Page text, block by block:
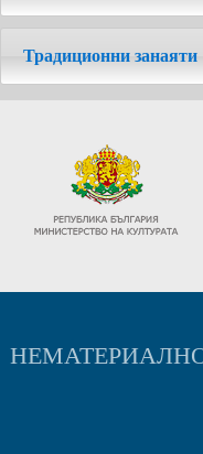
Традиционни занаяти